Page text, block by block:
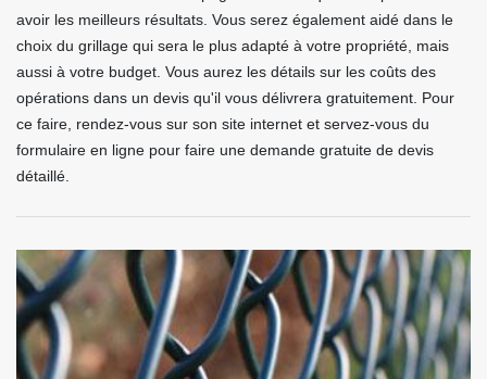
avoir les meilleurs résultats. Vous serez également aidé dans le
choix du grillage qui sera le plus adapté à votre propriété, mais
aussi à votre budget. Vous aurez les détails sur les coûts des
opérations dans un devis qu'il vous délivrera gratuitement. Pour
ce faire, rendez-vous sur son site internet et servez-vous du
formulaire en ligne pour faire une demande gratuite de devis
détaillé.